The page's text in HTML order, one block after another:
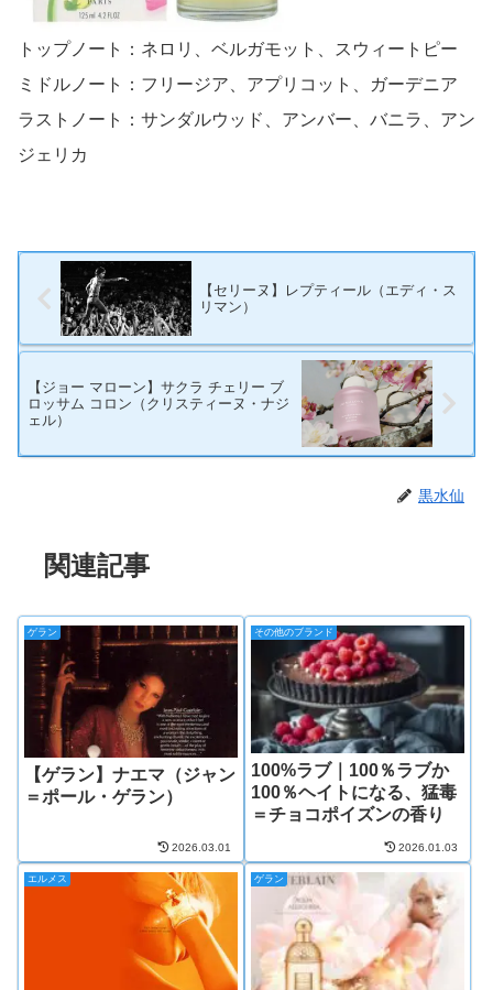
トップノート：ネロリ、ベルガモット、スウィートピー
ミドルノート：フリージア、アプリコット、ガーデニア
ラストノート：サンダルウッド、アンバー、バニラ、アン
ジェリカ
【セリーヌ】レプティール（エディ・ス
リマン）
【ジョー マローン】サクラ チェリー ブ
ロッサム コロン（クリスティーヌ・ナジ
ェル）
黒水仙
関連記事
ゲラン
【ゲラン】ナエマ（ジャン
＝ポール・ゲラン）
2026.03.01
その他のブランド
100%ラブ｜100％ラブか
100％ヘイトになる、猛毒
＝チョコポイズンの香り
2026.01.03
エルメス ゲラン